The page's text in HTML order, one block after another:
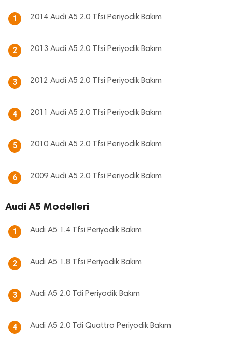
1 2014 Audi A5 2.0 Tfsi Periyodik Bakım
2 2013 Audi A5 2.0 Tfsi Periyodik Bakım
3 2012 Audi A5 2.0 Tfsi Periyodik Bakım
4 2011 Audi A5 2.0 Tfsi Periyodik Bakım
5 2010 Audi A5 2.0 Tfsi Periyodik Bakım
6 2009 Audi A5 2.0 Tfsi Periyodik Bakım
Audi A5 Modelleri
1 Audi A5 1.4 Tfsi Periyodik Bakım
2 Audi A5 1.8 Tfsi Periyodik Bakım
3 Audi A5 2.0 Tdi Periyodik Bakım
4 Audi A5 2.0 Tdi Quattro Periyodik Bakım